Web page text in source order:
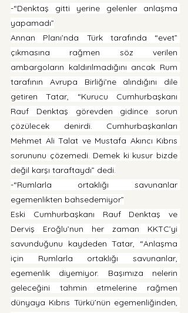
-“Denktaş gitti yerine gelenler anlaşma
yapamadı”
Annan Planı’nda Türk tarafında “evet”
çıkmasına rağmen söz verilen
ambargoların kaldırılmadığını ancak Rum
tarafının Avrupa Birliği’ne alındığını dile
getiren Tatar, “Kurucu Cumhurbaşkanı
Rauf Denktaş görevden gidince sorun
çözülecek denirdi. Cumhurbaşkanları
Mehmet Ali Talat ve Mustafa Akıncı Kıbrıs
sorununu çözemedi. Demek ki kusur bizde
değil karşı taraftaydı” dedi.
-“Rumlarla ortaklığı savunanlar
egemenlikten bahsedemiyor”
Eski Cumhurbaşkanı Rauf Denktaş ve
Derviş Eroğlu’nun her zaman KKTC’yi
savunduğunu kaydeden Tatar, “Anlaşma
için Rumlarla ortaklığı savunanlar,
egemenlik diyemiyor. Başımıza nelerin
geleceğini tahmin etmelerine rağmen
dünyaya Kıbrıs Türkü’nün egemenliğinden,